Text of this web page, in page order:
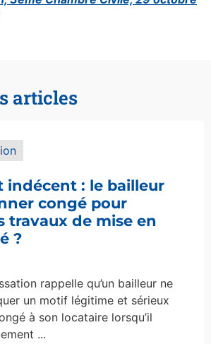
articles
indécent : le bailleur
congé pour
travaux de mise en
?
rappelle qu’un bailleur ne
un motif légitime et sérieux
à son locataire lorsqu’il
...